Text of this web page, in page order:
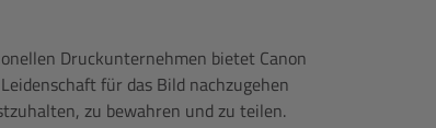
Druckunternehmen bietet Canon
für das Bild nachzugehen
zu bewahren und zu teilen.